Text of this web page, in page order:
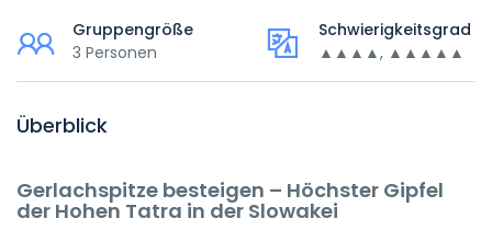
Gruppengröße
3 Personen
Schwierigkeitsgrad
▲▲▲▲, ▲▲▲▲▲
Überblick
Gerlachspitze besteigen – Höchster Gipfel
der Hohen Tatra in der Slowakei